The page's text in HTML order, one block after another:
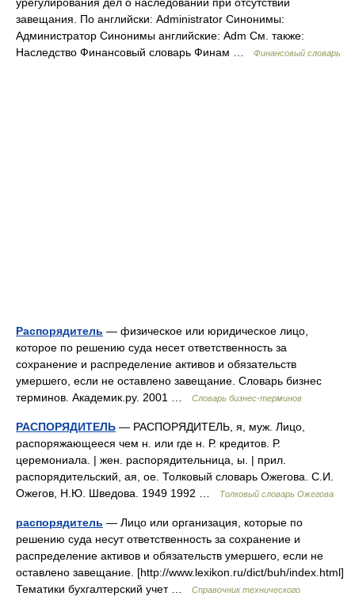
завещания. По английски: Administrator Синонимы:
Администратор Синонимы английские: Adm См. также:
Наследство Финансовый словарь Финам …
Финансовый словарь
Распорядитель — физическое или юридическое лицо,
которое по решению суда несет ответственность за
сохранение и распределение активов и обязательств
умершего, если не оставлено завещание. Словарь бизнес
терминов. Академик.ру. 2001 …
Словарь бизнес-терминов
РАСПОРЯДИТЕЛЬ — РАСПОРЯДИТЕЛЬ, я, муж. Лицо,
распоряжающееся чем н. или где н. Р. кредитов. Р.
церемониала. | жен. распорядительница, ы. | прил.
распорядительский, ая, ое. Толковый словарь Ожегова. С.И.
Ожегов, Н.Ю. Шведова. 1949 1992 …
Толковый словарь Ожегова
распорядитель — Лицо или организация, которые по
решению суда несут ответственность за сохранение и
распределение активов и обязательств умершего, если не
оставлено завещание. [http://www.lexikon.ru/dict/buh/index.html]
Тематики бухгалтерский учет …
Справочник технического